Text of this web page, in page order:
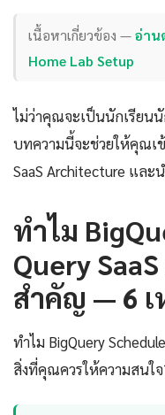
เนื้อหาเกี่ยวข้อง —อ่าน
Home Lab Setup
ไม่ว่าคุณจะเป็นนักเรียน
บทความนี้จะช่วยให้คุณเข้
SaaS Architecture และ
ทำไม
Query
สำคัญ — 6
ทำไม BigQuery
สิ่งที่คุณควรให้ความสนใ